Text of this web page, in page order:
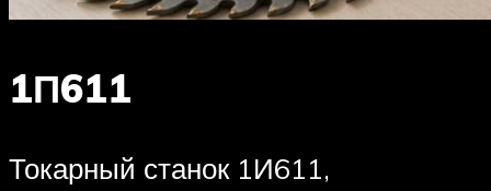
1П611
Токарный станок 1И611,